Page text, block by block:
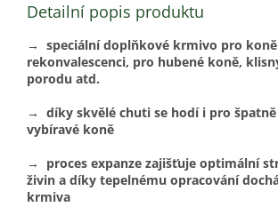
Detailní popis produktu
→ speciální doplňkové krmivo pro koně
rekonvalescenci, pro hubené koně,
porodu atd.
→ díky skvělé chuti se hodí i pro
vybíravé koně
→ proces expanze zajišťuje optimální
živin a díky tepelnému opracování
krmiva